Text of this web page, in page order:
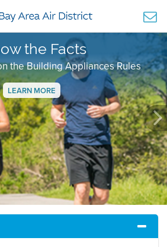
the Facts
the Building Appliances Rules
LEARN MORE